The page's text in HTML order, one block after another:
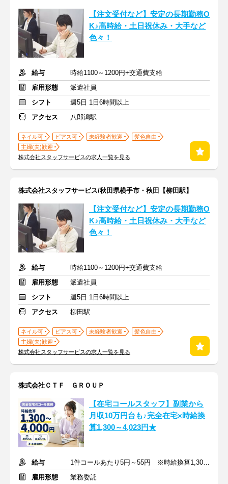
【注文受付など】安定の長期勤務O
K♪高時給・土日祝休み・大手など
色々！
給与
時給1100～1200円+交通費支給
雇用形態
派遣社員
シフト
週5日 1日6時間以上
アクセス
八郎潟駅
ネイル可 ピアス可 未経験者歓迎
髪色自由
主婦(夫)歓迎
株式会社スタッフサービスの求人一覧を見る
株式会社スタッフサービス/秋田県横手市・秋田【柳田駅】
【注文受付など】安定の長期勤務O
K♪高時給・土日祝休み・大手など
色々！
給与
時給1100～1200円+交通費支給
雇用形態
派遣社員
シフト
週5日 1日6時間以上
アクセス
柳田駅
ネイル可 ピアス可 未経験者歓迎
髪色自由
主婦(夫)歓迎
株式会社スタッフサービスの求人一覧を見る
株式会社ＣＴＦ ＧＲＯＵＰ
【在宅コールスタッフ】副業から
月収10万円台も♪完全在宅×時給換
算1,300～4,023円★
給与
1件コールあたり5円～55円 ※時給換算1,300円～4,000円
雇用形態
業務委託